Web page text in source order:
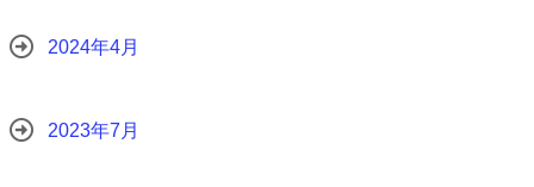
2024年4月
2023年7月